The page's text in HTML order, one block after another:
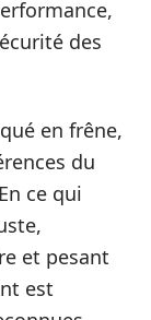
des
en frêne,
du
ce qui
et pesant
est